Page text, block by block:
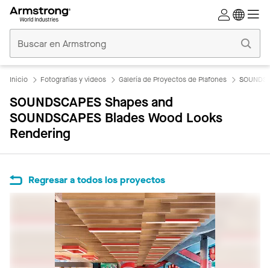
Comerciales
Inicio
Inicio Fotografías y videos Galería de Proyectos de Plafones
SOUNDSCAPES Shapes and
SOUNDSCAPES Blades Wood Looks
Rendering
Regresar a todos los proyectos